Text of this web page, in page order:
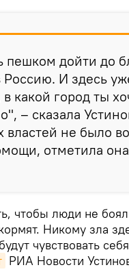
пешком дойти до
Россию. И здесь
в какой город ты
– сказала
властей не было
отметила
чтобы люди не
Никому зла
чувствовать
РИА Новости